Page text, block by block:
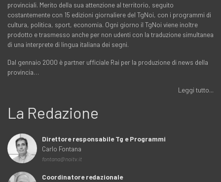
provinciali. Merito della sua attenzione al territorio, seguito
costantemente con 15 edizioni giornaliere del TgNoi, con i programmi di
cultura, politica, sport, economia. Ogni giorno il TgNoi viene inoltre
prodotto e trasmesso anche per non udenti con la traduzione simultanea
di una interprete di lingua italiana dei segni.
Dal gennaio 2000 è partner ufficiale Rai per la produzione di news della
provincia…
Leggi tutto...
La Redazione
Direttore responsabile Tg e Programmi
Carlo Fontana
fontana@noitv.it
Coordinatore redazionale